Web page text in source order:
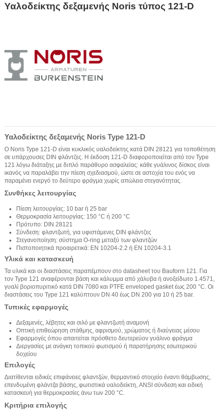
Υαλοδείκτης δεξαμενής Noris τύπος 121-D
Υαλοδείκτης δεξαμενής Noris Type 121-D
Ο Noris Type 121-D είναι κυκλικός υαλοδείκτης κατά DIN 28121 για τοποθέτηση
σε υπάρχουσες DIN φλάντζες. Η έκδοση 121-D διαφοροποιείται από τον Type
121 λόγω διάταξης με διπλό παράθυρο ασφαλείας: κάθε γυάλινος δίσκος είναι
ικανός να παραλάβει την πίεση σχεδιασμού, ώστε σε αστοχία του ενός να
παραμένει ενεργό το δεύτερο φράγμα χωρίς απώλεια στεγανότητας.
Συνθήκες λειτουργίας
Πίεση λειτουργίας: 10 bar ή 25 bar
Θερμοκρασία λειτουργίας: 150 °C ή 200 °C
Πρότυπο: DIN 28121
Σύνδεση: φλαντζωτή, για υφιστάμενες DIN φλάντζες
Στεγανοποίηση: σύστημα O-ring μεταξύ των φλαντζών
Πιστοποιητικά προαιρετικά: EN 10204-2.2 ή EN 10204-3.1
Υλικά και κατασκευή
Τα υλικά και οι διαστάσεις παραπέμπουν στο datasheet του Bauform 121. Για
τον Type 121 αναφέρονται βάση και κάλυμμα από χάλυβα ή ανοξείδωτο 1.4571,
γυαλί βοριοπυριτικό κατά DIN 7080 και PTFE enveloped gasket έως 200 °C. Οι
διαστάσεις του Type 121 καλύπτουν DN 40 έως DN 200 για 10 ή 25 bar.
Τυπικές εφαρμογές
Δεξαμενές, λέβητες και σιλό με φλαντζωτή αναμονή
Οπτική επιθεώρηση στάθμης, αφρισμού, χρώματος ή διαύγειας μέσου
Εφαρμογές όπου απαιτείται πρόσθετο δευτερεύον γυάλινο φράγμα
Διεργασίες με ανάγκη τοπικού φωτισμού ή παρατήρησης εσωτερικού
δοχείου
Επιλογές
Διατίθενται ειδικές επιφάνειες φλαντζών, θερμαντικό στοιχείο έναντι θάμβωσης,
επενδυμένη φλάντζα βάσης, φωτιστικά υαλοδείκτη, ANSI σύνδεση και ειδική
κατασκευή για θερμοκρασίες άνω των 200 °C.
Κριτήρια επιλογής